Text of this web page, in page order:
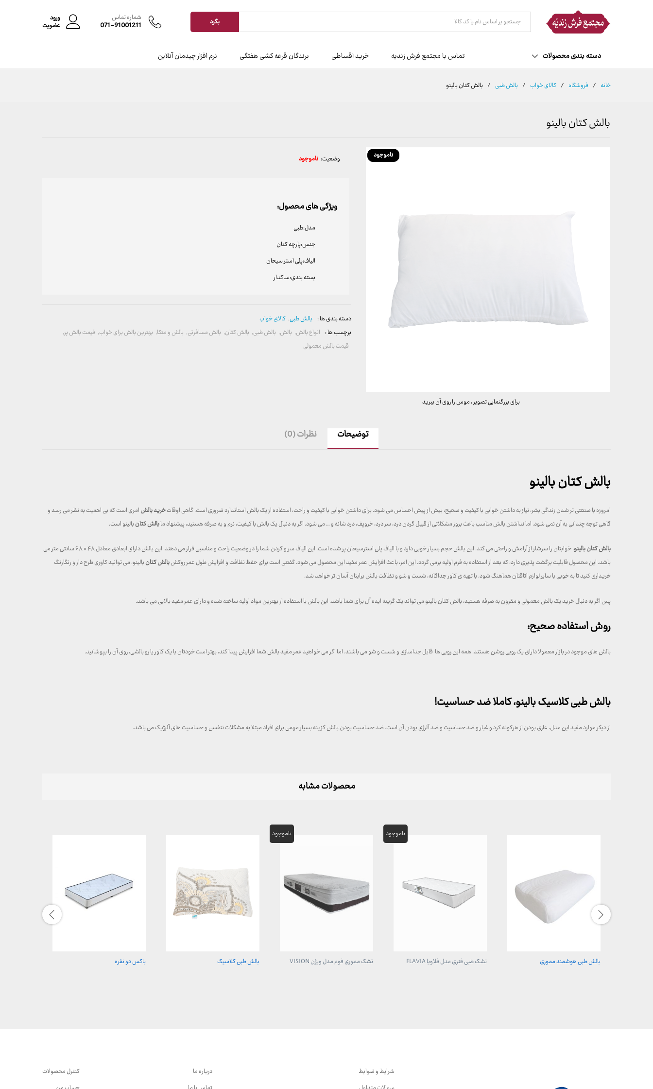
همه دسته ها بگرد شماره تماس
071-91001211
ورود
عضویت
دسته بندی محصولات تماس با مجتمع فرش زندیه خرید اقساطی برندگان قرعه کشی هفتگی نرم افزار چیدمان آنلاین
خانه / فروشگاه / کالای خواب / بالش طبی / بالش کتان بالینو
بالش کتان بالینو
ناموجود
برای بزرگنمایی تصویر ، موس را روی آن ببرید
وضعیت: ناموجود
ویژگی های محصول:
مدل:طبی
جنس:پارچه کتان
الیاف:پلی استر سیحان
بسته بندی:ساکدار
دسته بندی ها : بالش طبی, کالای خواب
برچسب ها : انواع بالش, بالش, بالش طبی, بالش کتان, بالش مسافرتی, بالش و متکا, بهترین بالش برای خواب, قیمت بالش پر,
قیمت بالش معمولی
توضیحات نظرات (0)
بالش کتان بالینو
امروزه با صنعتی تر شدن زندگی بشر، نیاز به داشتن خوابی با کیفیت و صحیح، بیش از پیش احساس می شود. برای داشتن خوابی با کیفیت و راحت، استفاده از یک بالش استاندارد ضروری است. گاهی اوقاتخرید بالشامری است که بی اهمیت به نظر می رسد و
گاهی توجه چندانی به آن نمی شود. اما نداشتن بالش مناسب باعث بروز مشکلاتی از قبیل گردن درد، سر درد، خروپف، درد شانه و … می شود. اگر به دنبال یک بالش با کیفیت، نرم و به صرفه هستید، پیشنهاد مابالش کتانبالینو است.
بالش کتان بالینو
، خوابتان را سرشار از آرامش و راحتی می‌ کند. این بالش حجم بسیار خوبی دارد و با الیاف پلی استرسیحان پر شده است. این الیاف سر و گردن شما را در وضعیت راحت و مناسبی قرار می‌ دهند. این بالش دارای ابعادی معادل ۴۸ × ۶۸ سانتی‌ متر می
باشد. این محصول قابلیت برگشت‌ پذیری دارد، که بعد از استفاده به فرم اولیه برمی‌ گردد. این امر، باعث افزایش عمر مفید این محصول می شود. گفتنی است برای حفظ نظافت و افزایش طول عمر روکشبالش کتانبالینو، می‌ توانید کاوری طرح‌ دار و رنگارنگ
خریداری کنید تا به‌ خوبی با سایر لوازم اتاقتان هماهنگ شود. با تهیه‌ ی کاور جداگانه، شست‌ و‌ شو و نظافت بالش برایتان آسان‌ تر خواهد شد.
پس اگر به دنبال خرید یک بالش معمولی و مقرون به صرفه هستید، بالش کتان بالینو می تواند یک گزینه ایده آل برای شما باشد. این بالش با استفاده از بهترین مواد اولیه ساخته شده و دارای عمر مفید بالایی می باشد.
روش استفاده صحیح:
بالش های موجود در بازار معمولا دارای یک رویی روشن هستند. همه این رویی ها قابل جداسازی و شست و شو می باشند. اما اگر می خواهید عمر مفید بالش شما افزایش پیدا کند، بهتر است خودتان با یک کاور یا رو بالشی، روی آن را بپوشانید.
بالش طبی کلاسیک بالینو، کاملا ضد حساسیت!
از دیگر موارد مفید این مدل، عاری بودن از هرگونه گرد و غبار و ضد حساسیت و ضد آلرژی بودن آن است. ضد حساسیت بودن بالش گزینه بسیار مهمی برای افراد مبتلا به مشکلات تنفسی و حساسیت های آلرژیک می باشد.
محصولات مشابه
بالش طبی هوشمند مموری تشک طبی فنری مدل فلاویا FLAVIA تشک مموری فوم مدل ویژن VISION بالش طبی کلاسیک باکس دو نفره
شرایط و ضوابط
درباره ما
کنترل محصولات
توضیحات نظرات (0)